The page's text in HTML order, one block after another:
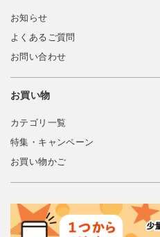
お知らせ
よくあるご質問
お問い合わせ
お買い物
カテゴリ一覧
特集・キャンペーン
お買い物かご